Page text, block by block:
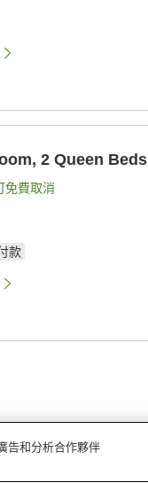
2 Queen Beds
免費取消
款
告和分析合作夥伴